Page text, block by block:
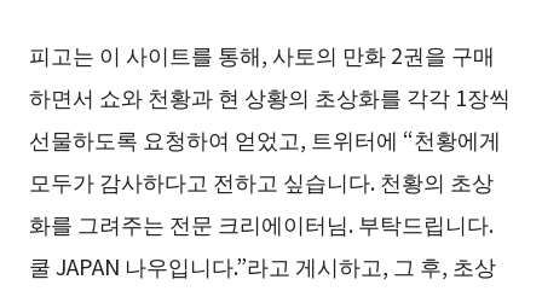
피고는 이 사이트를 통해, 사토의 만화 2권을 구매
하면서 쇼와 천황과 현 상황의 초상화를 각각 1장씩
선물하도록 요청하여 얻었고, 트위터에 “천황에게
모두가 감사하다고 전하고 싶습니다. 천황의 초상
화를 그려주는 전문 크리에이터님. 부탁드립니다.
쿨 JAPAN 나우입니다.”라고 게시하고, 그 후, 초상